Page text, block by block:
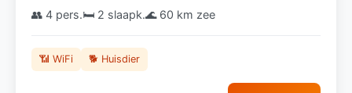
👥 4 pers.🛏️ 2 slaapk.🌊 60 km zee
📶 WiFi 🐕 Huisdier